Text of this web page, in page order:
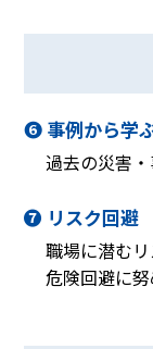
❻ 事例から学
過去の災害
❼ リスク回避
職場に潜む
危険回避に努